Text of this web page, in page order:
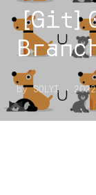
by SOLYI